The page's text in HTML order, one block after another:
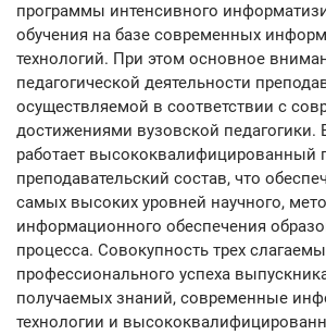
программы интенсивного
обучения на базе современных
технологий. При этом основное
педагогической деятельности
осуществляемой в соответствии с
достижениями вузовской педагогики.
работает высококвалифицированный
преподавательский состав, что
самых высоких уровней научного,
информационного обеспечения
процесса. Совокупность трех
профессионального успеха
получаемых знаний, современные
технологии и